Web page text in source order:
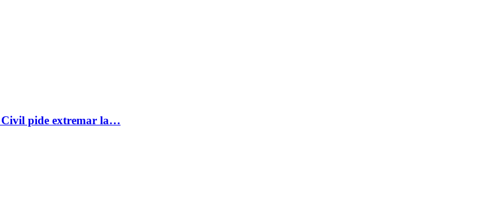
Civil pide extremar la…